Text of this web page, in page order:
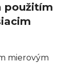
použitím
mierovým